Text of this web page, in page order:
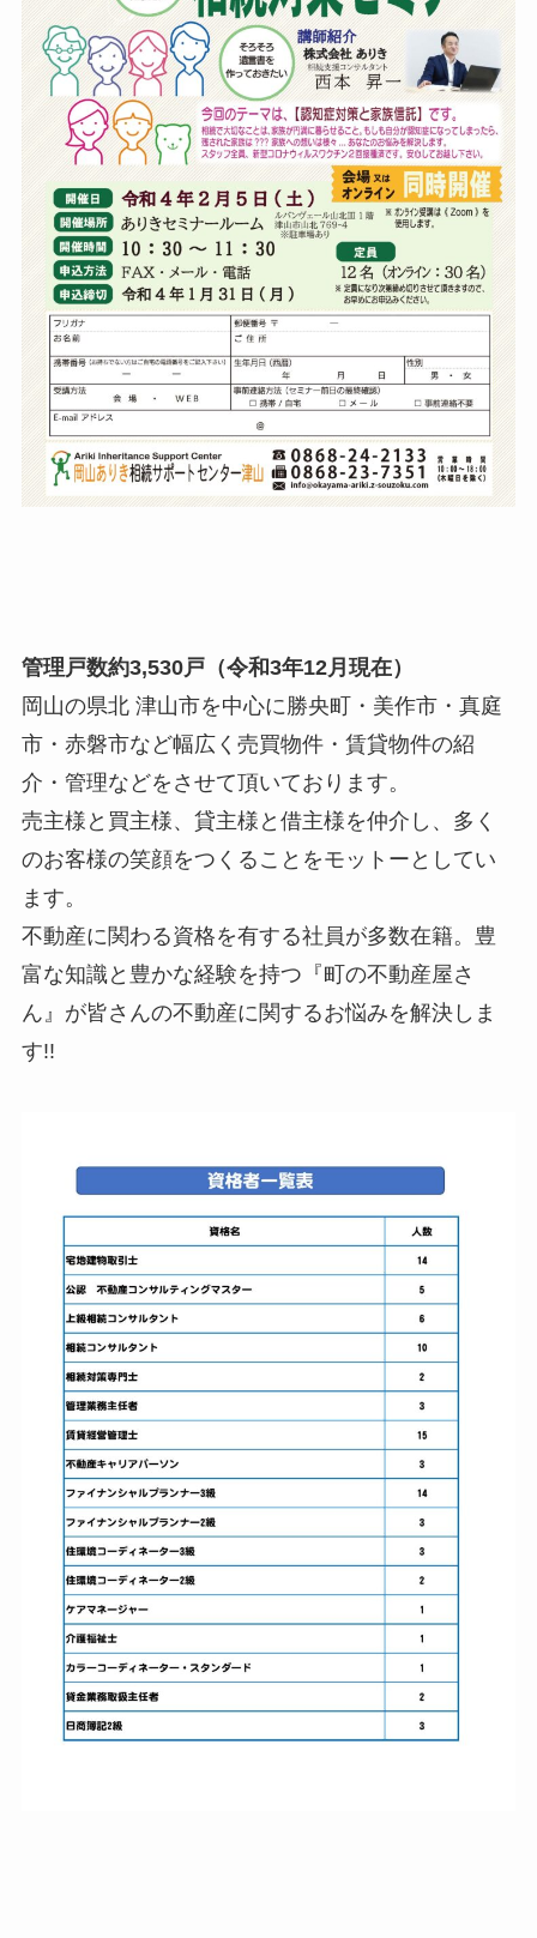
管理戸数約3,530戸（令和3年12月現在）
岡山の県北 津山市を中心に勝央町・美作市・真庭
市・赤磐市など幅広く売買物件・賃貸物件の紹
介・管理などをさせて頂いております。
売主様と買主様、貸主様と借主様を仲介し、多く
のお客様の笑顔をつくることをモットーとしてい
ます。
不動産に関わる資格を有する社員が多数在籍。豊
富な知識と豊かな経験を持つ『町の不動産屋さ
ん』が皆さんの不動産に関するお悩みを解決しま
す!!